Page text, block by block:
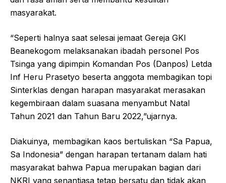
masyarakat.
“Seperti halnya saat selesai jemaat Gereja GKI
Beanekogom melaksanakan ibadah personel Pos
Tsinga yang dipimpin Komandan Pos (Danpos) Letda
Inf Heru Prasetyo beserta anggota membagikan topi
Sinterklas dengan harapan masyarakat merasakan
kegembiraan dalam suasana menyambut Natal
Tahun 2021 dan Tahun Baru 2022,”ujarnya.
Diakuinya, membagikan kaos bertuliskan “Sa Papua,
Sa Indonesia” dengan harapan tertanam dalam hati
masyarakat bahwa Papua merupakan bagian dari
NKRI yang senantiasa tetap bersatu dan tidak akan